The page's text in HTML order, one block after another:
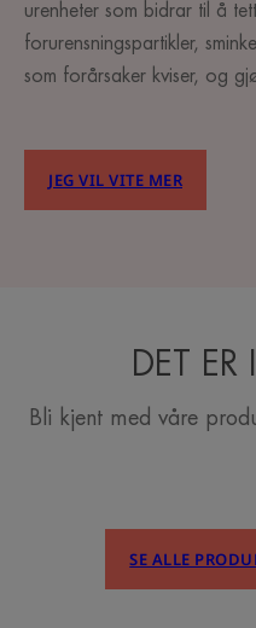
urenheter som bidrar til å
forurensningspartikler,
som forårsaker kviser, og
JEG VIL VITE MER
DET ER
Bli kjent med våre
SE ALLE